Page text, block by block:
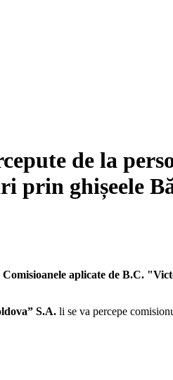
de la
prin ghișeele
Comisioanele aplicate de B.C.
S.А. li se va percepe